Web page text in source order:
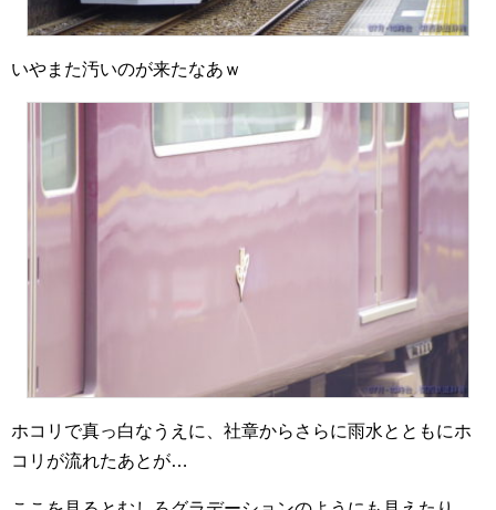
いやまた汚いのが来たなあｗ
ホコリで真っ白なうえに、社章からさらに雨水とともにホ
コリが流れたあとが…